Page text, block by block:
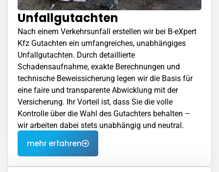
Unfallgutachten
Nach einem Verkehrsunfall erstellen wir bei B-eXpert
Kfz Gutachten ein umfangreiches, unabhängiges
Unfallgutachten. Durch detaillierte
Schadensaufnahme, exakte Berechnungen und
technische Beweissicherung legen wir die Basis für
eine faire und transparente Abwicklung mit der
Versicherung. Ihr Vorteil ist, dass Sie die volle
Kontrolle über die Wahl des Gutachters behalten –
wir arbeiten dabei stets unabhängig und neutral.
mehr erfahren